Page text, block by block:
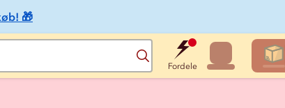
🎁
Søg
Fordele